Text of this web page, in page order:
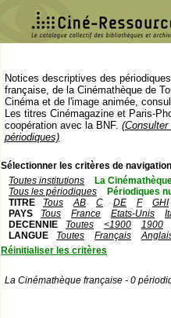
Notices descriptives des
française, de la Cinémathèque de
Cinéma et de l'image animée,
Les titres Cinémagazine et Paris-
coopération avec la BNF.
périodiques)
Sélectionner les critères de
Toutes institutions
La
Tous les périodiques
Périodiques
TITRE
Tous AB C DE F
GHI
PAYS
Tous France Etats-Unis
DECENNIE
Toutes <1900
1900
LANGUE
Toutes Français
Réinitialiser les critères
La Cinémathèque française - 0